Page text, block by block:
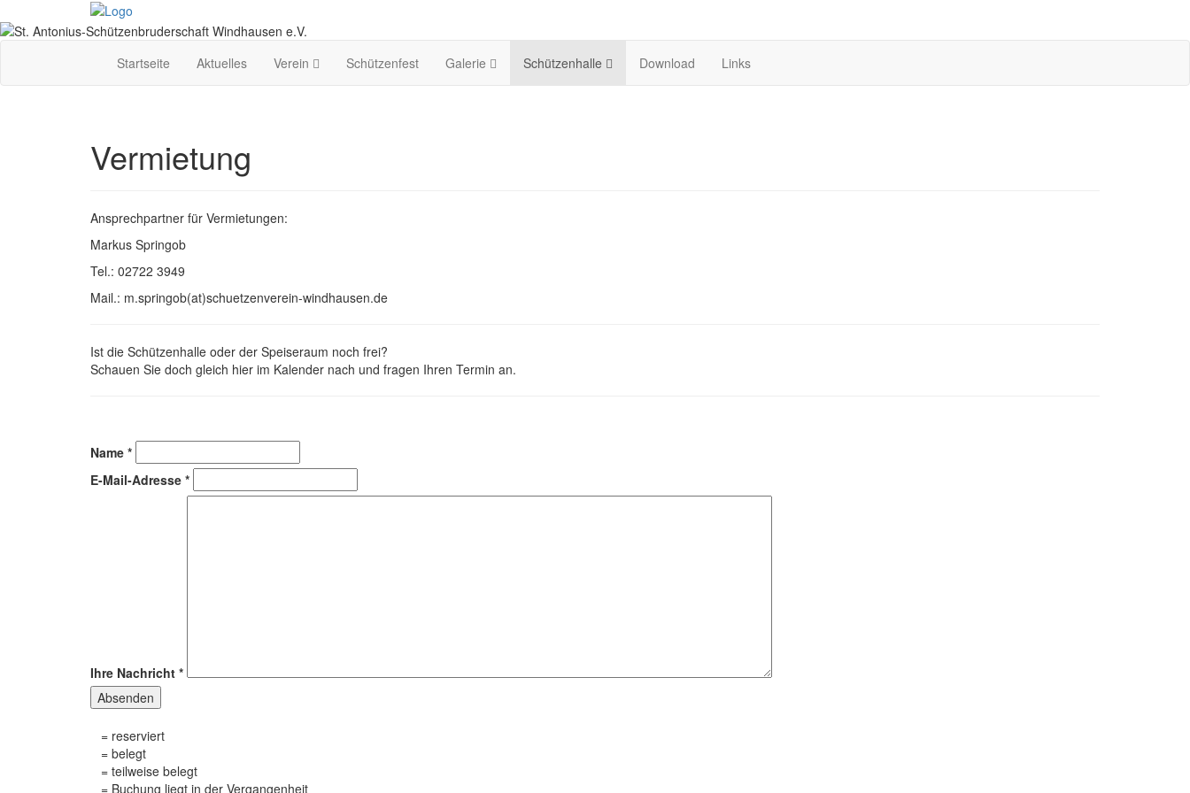
Startseite Aktuelles Verein Schützenfest Galerie Schützenhalle Download Links
Vermietung
Ansprechpartner für Vermietungen:
Markus Springob
Tel.: 02722 3949
Mail.: m.springob(at)schuetzenverein-windhausen.de
Ist die Schützenhalle oder der Speiseraum noch frei?
Schauen Sie doch gleich hier im Kalender nach und fragen Ihren Termin an.
Name *
E-Mail-Adresse *
Ihre Nachricht *
Absenden
= reserviert
= belegt
= teilweise belegt
= Buchung liegt in der Vergangenheit